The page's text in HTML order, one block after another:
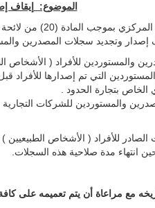
الموضوع:
إيقاف
والمستوردين للأفراد ( الأشخاص
التي تم إصدارها للأفراد
بتجارة الحدود .
والمستوردين للشركات التجارية
للأفراد ( الأشخاص
انتهاء مدة صلاحية هذه السجلات.
مع مراعاة أن يتم تعميمه على